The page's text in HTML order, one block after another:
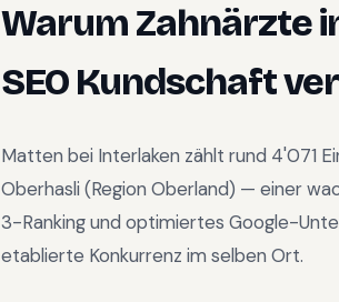
Warum Zahnärzte
SEO Kundschaft
Matten bei Interlaken zählt rund 4'071
Oberhasli (Region Oberland) — einer
3-Ranking und optimiertes Google-
etablierte Konkurrenz im selben Ort.